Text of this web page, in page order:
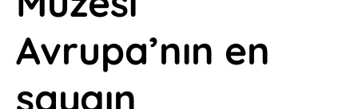
Avrupa’nın en
saygın